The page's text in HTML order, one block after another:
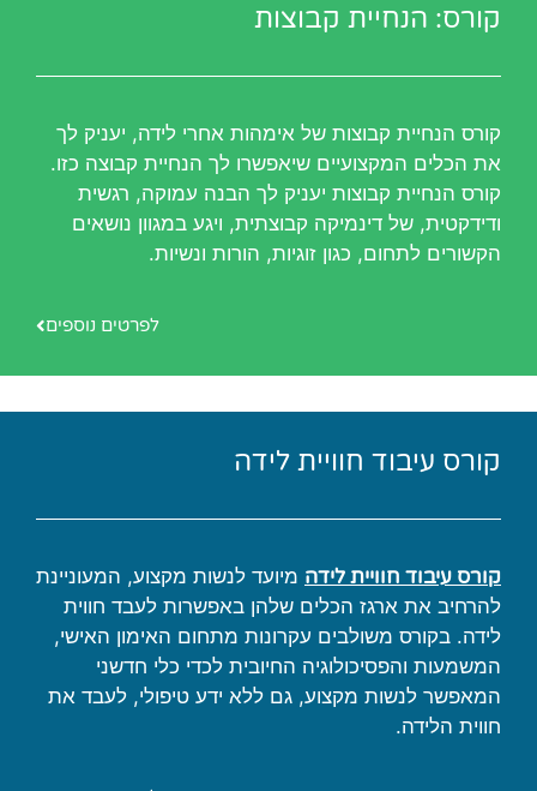
קורס: הנחיית קבוצות
קורס הנחיית קבוצות של אימהות אחרי לידה, יעניק לך
את הכלים המקצועיים שיאפשרו לך הנחיית קבוצה כזו.
קורס הנחיית קבוצות יעניק לך הבנה עמוקה, רגשית
ודידקטית, של דינמיקה קבוצתית, ויגע במגוון נושאים
הקשורים לתחום, כגון זוגיות, הורות ונשיות.
לפרטים נוספים
קורס עיבוד חוויית לידה
קורס עיבוד חוויית לידה מיועד לנשות מקצוע, המעוניינת
להרחיב את ארגז הכלים שלהן באפשרות לעבד חווית
לידה. בקורס משולבים עקרונות מתחום האימון האישי,
המשמעות והפסיכולוגיה החיובית לכדי כלי חדשני
המאפשר לנשות מקצוע, גם ללא ידע טיפולי, לעבד את
חווית הלידה.